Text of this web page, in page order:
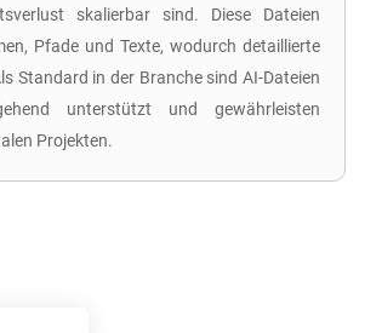
skalierbar sind. Diese Dateien
Pfade und Texte, wodurch detaillierte
Standard in der Branche sind AI-Dateien
unterstützt und gewährleisten
Projekten.